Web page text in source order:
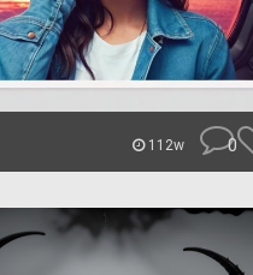
112w 0